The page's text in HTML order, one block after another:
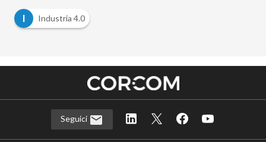
I
Industria 4.0
Seguici